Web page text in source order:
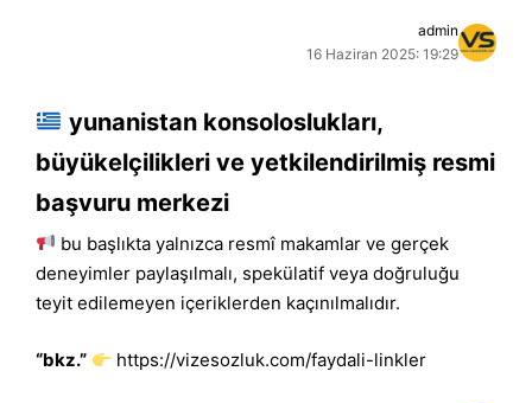
admin
16 Haziran 2025: 19:29
yunanistan konsoloslukları,
büyükelçilikleri ve yetkilendirilmiş resmi
başvuru merkezi
bu başlıkta yalnızca resmî makamlar ve gerçek
deneyimler paylaşılmalı, spekülatif veya doğruluğu
teyit edilemeyen içeriklerden kaçınılmalıdır.
“bkz.” https://vizesozluk.com/faydali-linkler